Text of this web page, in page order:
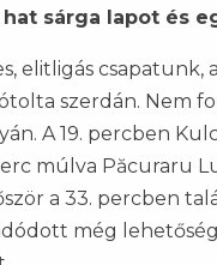
sárga lapot és
elitligás csapatunk,
szerdán. Nem
A 19. percben
múlva Păcuraru
a 33. percben
még